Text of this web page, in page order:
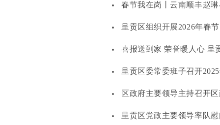
春节我在岗丨云南顺丰赵
呈贡区组织开展2026年春
喜报送到家 荣誉暖人心 呈
呈贡区委常委班子召开
区政府主要领导主持召开
呈贡区党政主要领导率队